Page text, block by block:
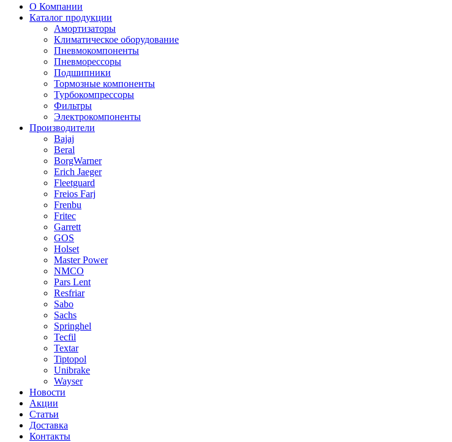
О Компании
Каталог продукции
Амортизаторы
Климатическое оборудование
Пневмокомпоненты
Пневморессоры
Подшипники
Тормозные компоненты
Турбокомпрессоры
Фильтры
Электрокомпоненты
Производители
Bajaj
Beral
BorgWarner
Erich Jaeger
Fleetguard
Freios Farj
Frenbu
Fritec
Garrett
GOS
Holset
Master Power
NMCO
Pars Lent
Resfriar
Sabo
Sachs
Springhel
Tecfil
Textar
Tiptopol
Unibrake
Wayser
Новости
Акции
Статьи
Доставка
Контакты